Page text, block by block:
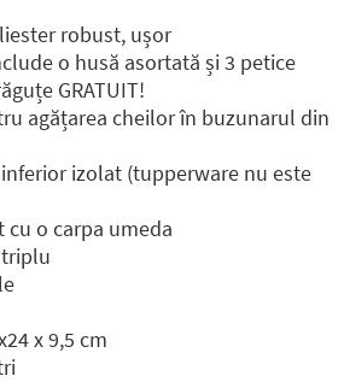
robust, ușor
o husă asortată și 3 petice
GRATUIT!
agățarea cheilor în buzunarul din
izolat (tupperware nu este
cu o carpa umeda
x 9,5 cm